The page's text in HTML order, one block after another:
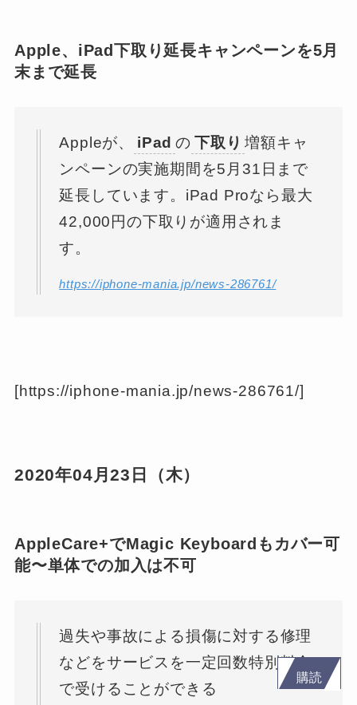
Apple、iPad下取り延長キャンペーンを5月
末まで延長
Appleが、 iPad の 下取り 増額キャ
ンペーンの実施期間を5月31日まで
延長しています。iPad Proなら最大
42,000円の下取りが適用されま
す。
https://iphone-mania.jp/news-286761/
[https://iphone-mania.jp/news-286761/]
2020年04月23日（木）
AppleCare+でMagic Keyboardもカバー可
能〜単体での加入は不可
過失や事故による損傷に対する修理
などをサービスを一定回数特別料金
で受けることができる
購読